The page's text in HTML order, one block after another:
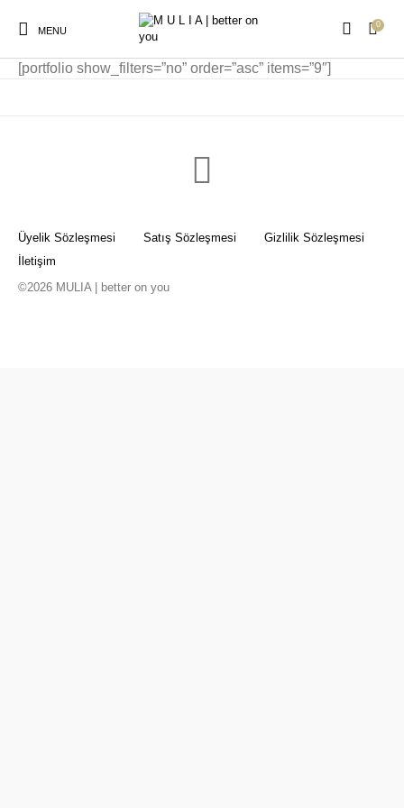
MENU
0
Peştemal Plaj Çocuk Gömlek Plaj Gömlek
[portfolio show_filters=”no” order=”asc” items=”9″]
Üyelik Sözleşmesi Satış Sözleşmesi
Gizlilik Sözleşmesi
İletişim
©2026 MULIA | better on you